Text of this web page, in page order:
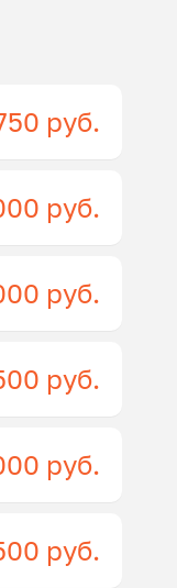
руб.
руб.
руб.
руб.
руб.
руб.